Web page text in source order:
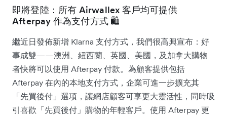
即將登陸：所有 Airwallex 客戶均可提供
Afterpay 作為支付方式 🛍️
繼近日發佈新增 Klarna 支付方式，我們很高興宣布：好
事成雙——澳洲、紐西蘭、英國、美國，及加拿大購物
者快將可以使用 Afterpay 付款。為顧客提供包括
Afterpay 在內的本地支付方式，企業可進一步擴充其
「先買後付」選項，讓網店顧客可享更大靈活性，同時吸
引喜歡「先買後付」購物的年輕客戶。使用 Afterpay 更